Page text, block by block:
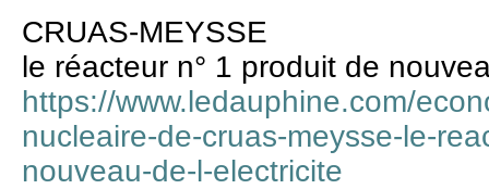
CRUAS-MEYSSE
le réacteur n° 1 produit de
https://www.ledauphine.com/
nucleaire-de-cruas-meysse-le-
nouveau-de-l-electricite